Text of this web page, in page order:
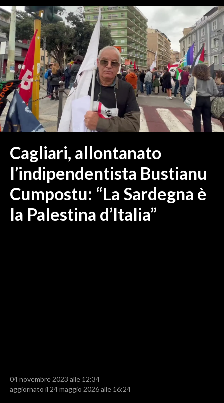
SULCIS IGLESIENTE
MEDIO CAMPIDANO
ORISTANO E PROVINCIA
SASSARI E PROVINCIA
GALLURA
NUORO E PROVINCIA
OGLIASTRA
AGENDA
ITALIA
MONDO
POLITICA
ECONOMIA
BASKET
Cagliari, allontanato
l’indipendentista Bustianu
Cumpostu: “La Sardegna è
la Palestina d’Italia”
04 novembre 2023 alle 12:34
aggiornato il 24 maggio 2026 alle 16:24